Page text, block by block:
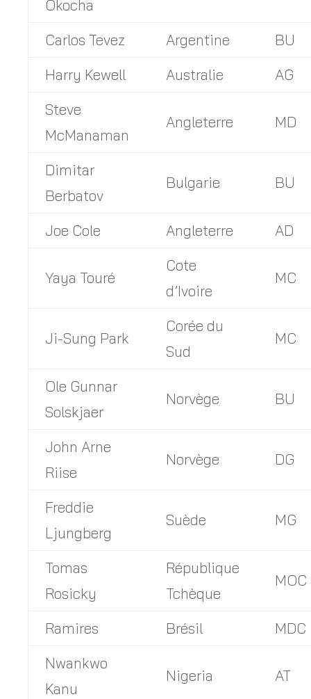
Okocha
Carlos Tevez Argentine
BU
Harry Kewell
Australie
AG
Steve
McManaman
Angleterre MD
Dimitar
Berbatov
Bulgarie BU
Joe Cole Angleterre AD
Yaya Touré
Cote
d’Ivoire
MC
Ji-Sung Park
Corée du
Sud
MC
Ole Gunnar
Solskjaer
Norvège BU
John Arne
Riise
Norvège DG
Freddie
Ljungberg
Suède MG
Tomas
Rosicky
République
Tchèque
MOC
Ramires Brésil
MDC
Nwankwo
Kanu
Nigeria AT